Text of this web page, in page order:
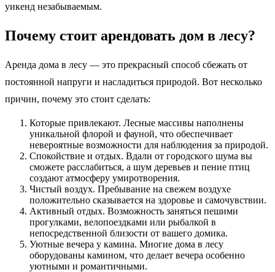
уикенд незабываемым.
Почему стоит арендовать дом в лесу?
Аренда дома в лесу — это прекрасный способ сбежать от
постоянной напруги и насладиться природой. Вот несколько
причин, почему это стоит сделать:
Которые привлекают. Лесные массивы наполнены
уникальной флорой и фауной, что обеспечивает
невероятные возможности для наблюдения за природой.
Спокойствие и отдых. Вдали от городского шума вы
сможете расслабиться, а шум деревьев и пение птиц
создают атмосферу умиротворения.
Чистый воздух. Пребывание на свежем воздухе
положительно сказывается на здоровье и самочувствии.
Активный отдых. Возможность заняться пешими
прогулками, велопоездками или рыбалкой в
непосредственной близости от вашего домика.
Уютные вечера у камина. Многие дома в лесу
оборудованы камином, что делает вечера особенно
уютными и романтичными.